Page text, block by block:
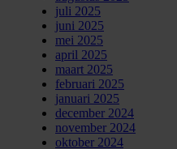
juli 2025
juni 2025
mei 2025
april 2025
maart 2025
februari 2025
januari 2025
december 2024
november 2024
oktober 2024